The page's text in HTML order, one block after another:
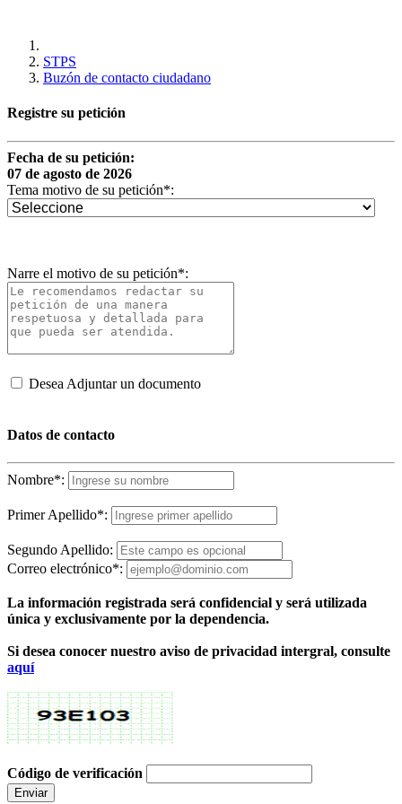
STPS
Buzón de contacto ciudadano
Registre su petición
Fecha de su petición:
07 de agosto de 2026
Tema motivo de su petición*:
Narre el motivo de su petición*:
Desea Adjuntar un documento
Datos de contacto
Nombre*:
Primer Apellido*:
Segundo Apellido:
Correo electrónico*:
La información registrada será confidencial y será utilizada
única y exclusivamente por la dependencia.
Si desea conocer nuestro aviso de privacidad intergral, consulte
aquí
Código de verificación